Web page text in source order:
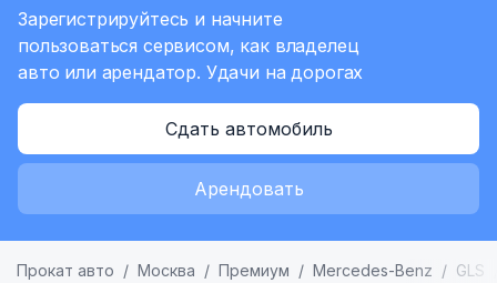
Зарегистрируйтесь и начните
пользоваться сервисом, как владелец
авто или арендатор. Удачи на дорогах
Сдать автомобиль
Арендовать
Прокат авто Москва Премиум Mercedes-Benz GLS